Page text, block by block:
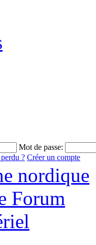
Mot de passe:
? Créer un compte
nordique
Forum